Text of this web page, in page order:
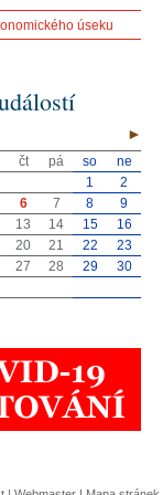
úseku
►
čt pá so
ne
1
2
6 7 8
9
13 14 15
16
20 21 22
23
27 28 29
30